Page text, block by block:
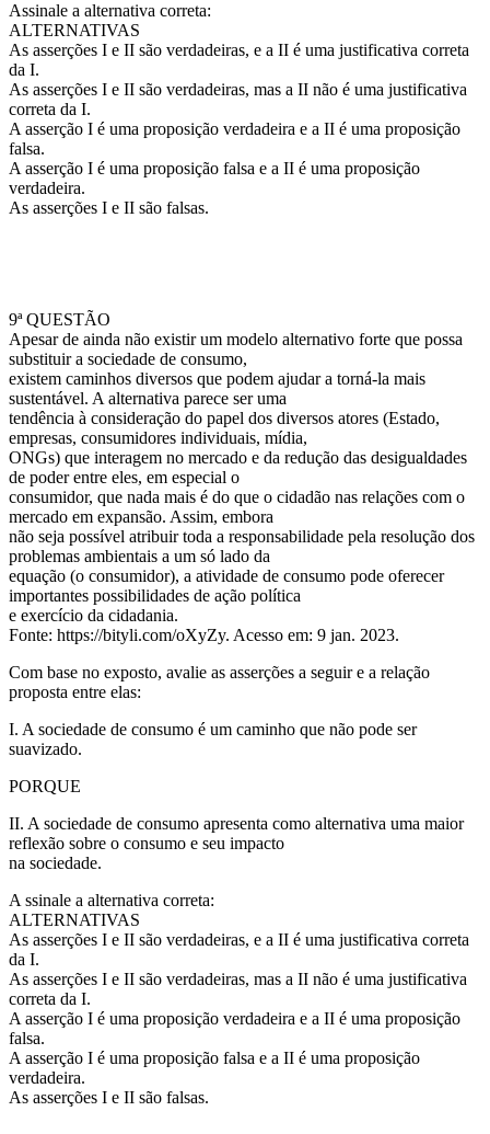
Assinale a alternativa correta:
ALTERNATIVAS
As asserções I e II são verdadeiras, e a II é uma justificativa correta
da I.
As asserções I e II são verdadeiras, mas a II não é uma justificativa
correta da I.
A asserção I é uma proposição verdadeira e a II é uma proposição
falsa.
A asserção I é uma proposição falsa e a II é uma proposição
verdadeira.
As asserções I e II são falsas.
9ª QUESTÃO
Apesar de ainda não existir um modelo alternativo forte que possa
substituir a sociedade de consumo,
existem caminhos diversos que podem ajudar a torná-la mais
sustentável. A alternativa parece ser uma
tendência à consideração do papel dos diversos atores (Estado,
empresas, consumidores individuais, mídia,
ONGs) que interagem no mercado e da redução das desigualdades
de poder entre eles, em especial o
consumidor, que nada mais é do que o cidadão nas relações com o
mercado em expansão. Assim, embora
não seja possível atribuir toda a responsabilidade pela resolução dos
problemas ambientais a um só lado da
equação (o consumidor), a atividade de consumo pode oferecer
importantes possibilidades de ação política
e exercício da cidadania.
Fonte: https://bityli.com/oXyZy. Acesso em: 9 jan. 2023.
Com base no exposto, avalie as asserções a seguir e a relação
proposta entre elas:
I. A sociedade de consumo é um caminho que não pode ser
suavizado.
PORQUE
II. A sociedade de consumo apresenta como alternativa uma maior
reflexão sobre o consumo e seu impacto
na sociedade.
A ssinale a alternativa correta:
ALTERNATIVAS
As asserções I e II são verdadeiras, e a II é uma justificativa correta
da I.
As asserções I e II são verdadeiras, mas a II não é uma justificativa
correta da I.
A asserção I é uma proposição verdadeira e a II é uma proposição
falsa.
A asserção I é uma proposição falsa e a II é uma proposição
verdadeira.
As asserções I e II são falsas.